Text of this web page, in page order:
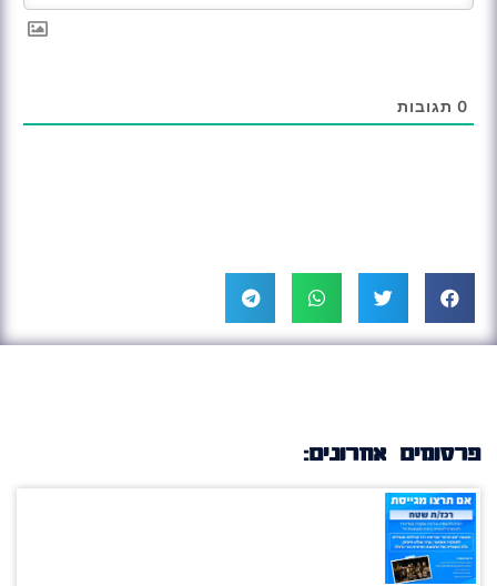
0 תגובות
פרסומים אחרונים: